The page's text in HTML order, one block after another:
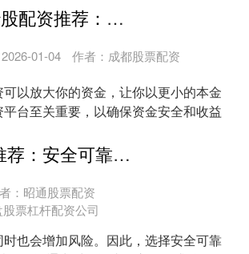
366股票配资在线炒股配资 炒股配资推荐：助你资金翻倍，迈向财富巅峰
01-04 作者：成都股票配资
以放大你的资金，让你以更小的本金
台至关重要，以确保资金安全和收益
股票配资策略平台 炒股配资推荐：安全可靠，助你投资无忧
：昭通股票配资
股票杠杆配资公司
也会增加风险。因此，选择安全可靠